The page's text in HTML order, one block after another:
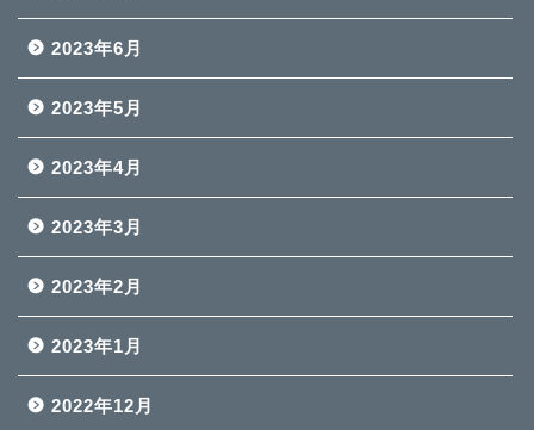
2023年6月
2023年5月
2023年4月
2023年3月
2023年2月
2023年1月
2022年12月